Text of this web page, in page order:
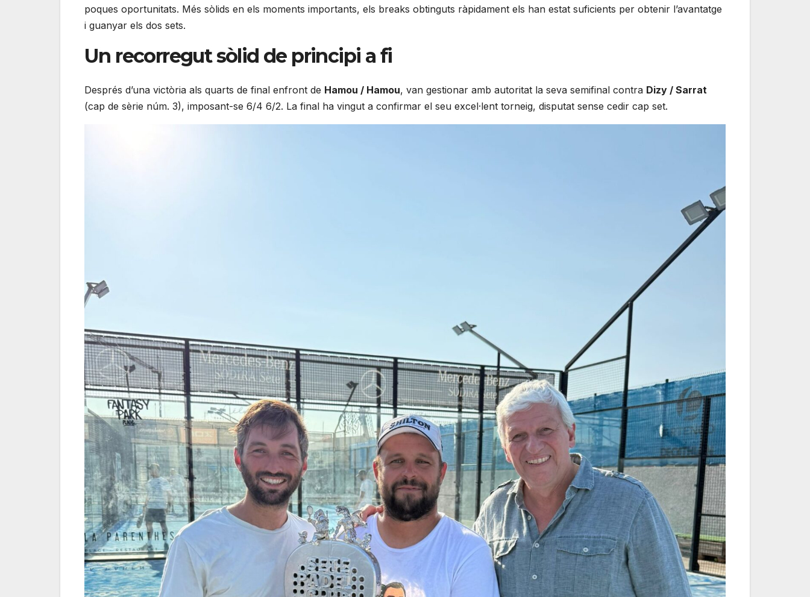
poques oportunitats. Més sòlids en els moments importants, els breaks obtinguts ràpidament els han estat suficients per obtenir l’avantatge
i guanyar els dos sets.
Un recorregut sòlid de principi a fi
Després d’una victòria als quarts de final enfront de Hamou / Hamou, van gestionar amb autoritat la seva semifinal contra Dizy / Sarrat
(cap de sèrie núm. 3), imposant-se 6/4 6/2. La final ha vingut a confirmar el seu excel·lent torneig, disputat sense cedir cap set.